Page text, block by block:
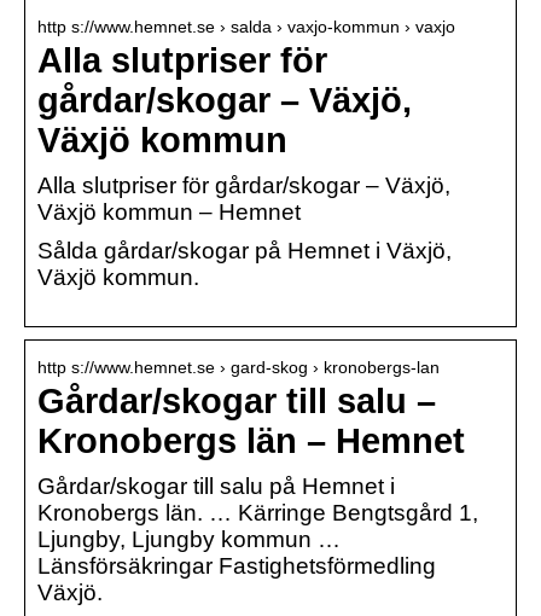
http s://www.hemnet.se › salda › vaxjo-kommun › vaxjo
Alla slutpriser för
gårdar/skogar – Växjö,
Växjö kommun
Alla slutpriser för gårdar/skogar – Växjö,
Växjö kommun – Hemnet
Sålda gårdar/skogar på Hemnet i Växjö,
Växjö kommun.
http s://www.hemnet.se › gard-skog › kronobergs-lan
Gårdar/skogar till salu –
Kronobergs län – Hemnet
Gårdar/skogar till salu på Hemnet i
Kronobergs län. … Kärringe Bengtsgård 1,
Ljungby, Ljungby kommun …
Länsförsäkringar Fastighetsförmedling
Växjö.